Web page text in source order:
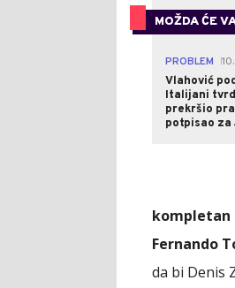
MOŽDA ĆE
PROBLEM
Vlahović
Italijani
prekršio
potpisao za
kompletan
Fernando
da bi Denis